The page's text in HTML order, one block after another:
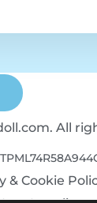
All
& Cookie